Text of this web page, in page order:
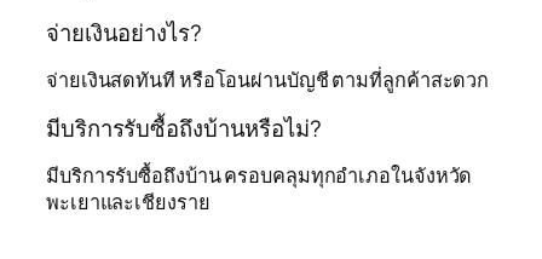
จ่ายเงินอย่างไร?
จ่ายเงินสดทันที หรือโอนผ่านบัญชี ตามที่ลูกค้าสะดวก
มีบริการรับซื้อถึงบ้านหรือไม่?
มีบริการรับซื้อถึงบ้าน ครอบคลุมทุกอำเภอในจังหวัด
พะเยาและเชียงราย